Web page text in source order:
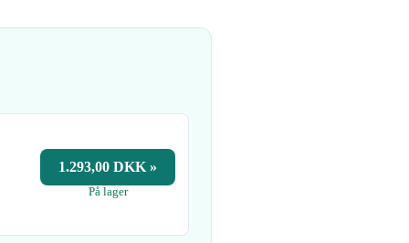
1.293,00 DKK »
På lager